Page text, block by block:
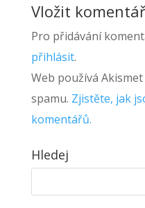
Vložit komentář
Pro přidávání
přihlásit.
Web používá
spamu. Zjistěte, jak
komentářů.
Hledej